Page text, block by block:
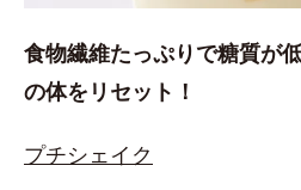
食物繊維たっぷりで糖質が
の体をリセット！
プチシェイク